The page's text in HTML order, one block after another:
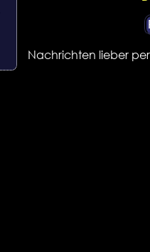
Nachrichten lieber